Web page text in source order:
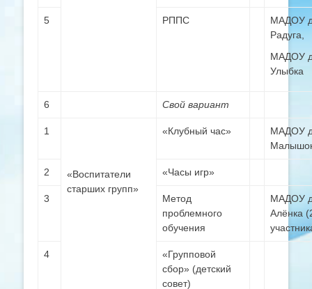
5 РППС
МАДОУ
Радуга,
МАДОУ
Улыбка
6 Свой вариант
1
«Воспитатели
старших групп»
«Клубный час»
МАДОУ
2 «Часы игр»
3
Метод
проблемного
обучения
МАДОУ
Алёнка
4
«Групповой
сбор» (детский
совет)